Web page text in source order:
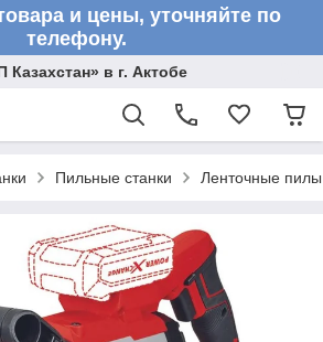
и цены, уточняйте по
телефону.
в г. Актобе
Пильные станки Ленточные пилы